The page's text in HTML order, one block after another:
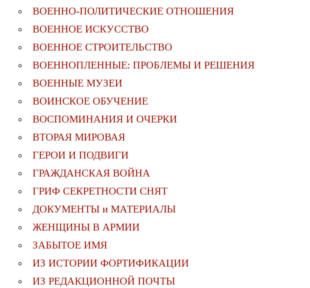
ВОЕННО-ПОЛИТИЧЕСКИE ОТНОШЕНИЯ
ВОЕННОЕ ИСКУССТВО
ВОЕННОЕ СТРОИТЕЛЬСТВО
ВОЕННОПЛЕННЫЕ: ПРОБЛЕМЫ И РЕШЕНИЯ
ВОЕННЫЕ МУЗЕИ
ВОИНСКОЕ ОБУЧЕНИЕ
ВОСПОМИНАНИЯ И ОЧЕРКИ
ВТОРАЯ МИРОВАЯ
ГЕРОИ И ПОДВИГИ
ГРАЖДАНСКАЯ ВОЙНА
ГРИФ СЕКРЕТНОСТИ СНЯТ
ДОКУМЕНТЫ и МАТЕРИАЛЫ
ЖЕНЩИНЫ В АРМИИ
ЗАБЫТОЕ ИМЯ
ИЗ ИСТОРИИ ФОРТИФИКАЦИИ
ИЗ РЕДАКЦИОННОЙ ПОЧТЫ